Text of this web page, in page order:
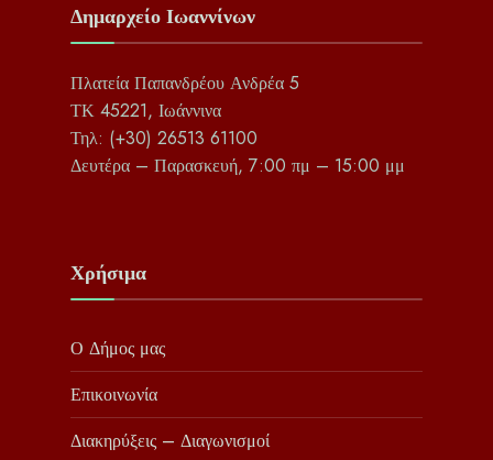
Δημαρχείο Ιωαννίνων
Πλατεία Παπανδρέου Ανδρέα 5
ΤΚ 45221, Ιωάννινα
Τηλ: (+30) 26513 61100
Δευτέρα – Παρασκευή, 7:00 πμ – 15:00 μμ
Χρήσιμα
Ο Δήμος μας
Επικοινωνία
Διακηρύξεις – Διαγωνισμοί